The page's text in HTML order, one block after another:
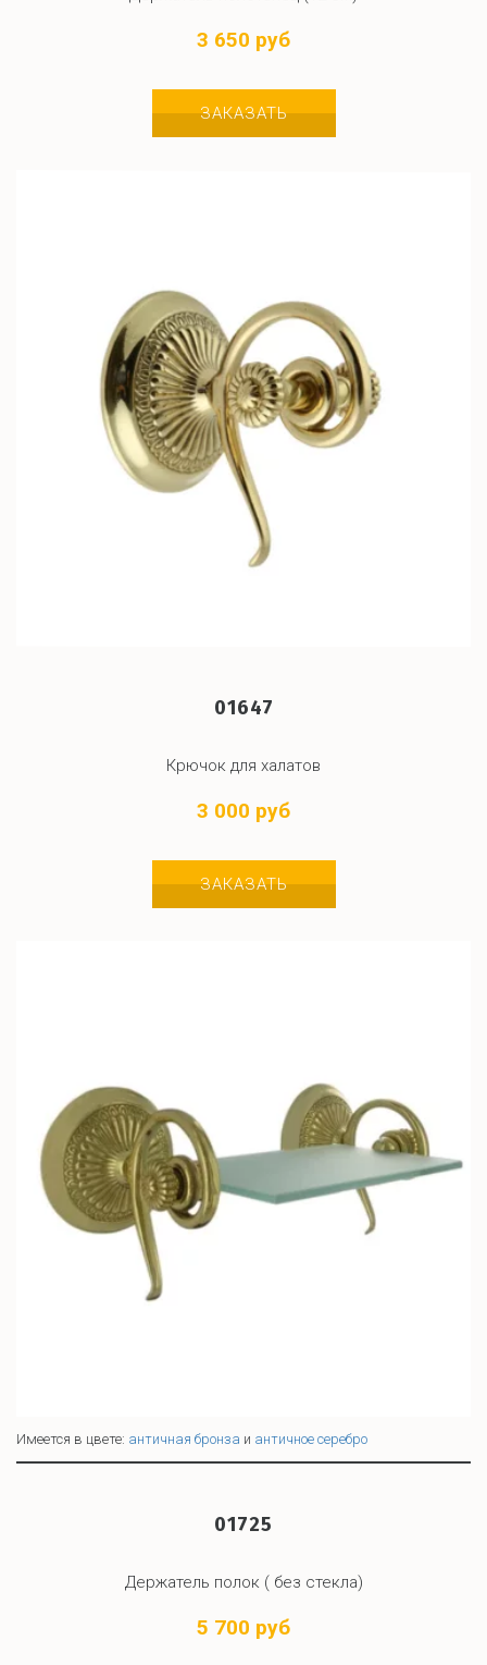
3 650 руб
ЗАКАЗАТЬ
01647
Крючок для халатов
3 000 руб
ЗАКАЗАТЬ
Имеется в цвете: античная бронза и античное серебро
01725
Держатель полок ( без стекла)
5 700 руб